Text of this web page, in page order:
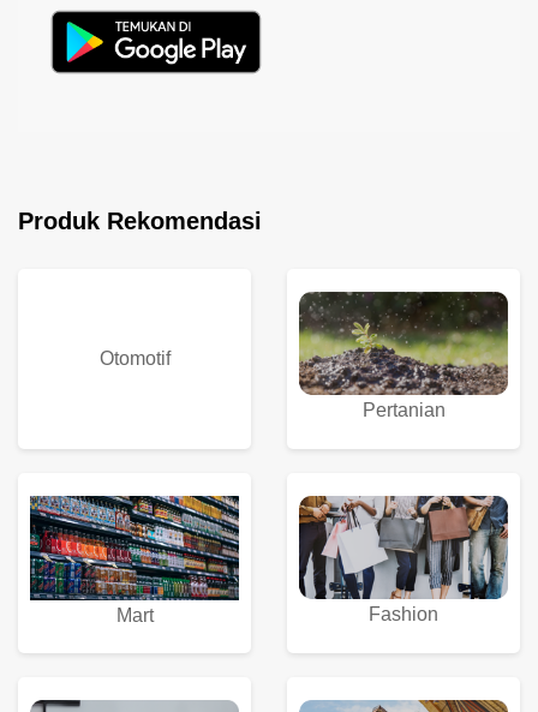
Produk Rekomendasi
Otomotif
Pertanian
Mart Fashion